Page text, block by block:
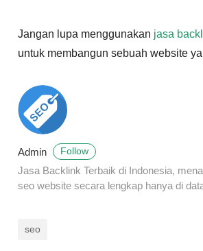
Jangan lupa menggunakan jasa
untuk membangun sebuah website
Admin Follow
Jasa Backlink Terbaik di Indonesia,
seo website secara lengkap hanya di
seo